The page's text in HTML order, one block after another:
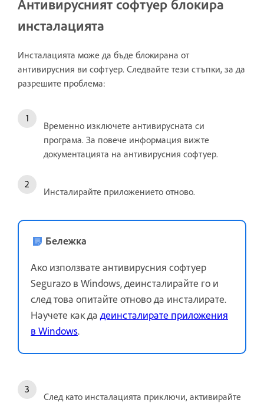
Антивирусният софтуер блокира
инсталацията
Инсталацията може да бъде блокирана от
антивирусния ви софтуер. Следвайте тези стъпки, за да
разрешите проблема:
Временно изключете антивирусната си
програма. За повече информация вижте
документацията на антивирусния софтуер.
Инсталирайте приложението отново.
Бележка
Ако използвате антивирусния софтуер
Segurazo в Windows, деинсталирайте го и
след това опитайте отново да инсталирате.
Научете как да деинсталирате приложения
в Windows.
След като инсталацията приключи, активирайте